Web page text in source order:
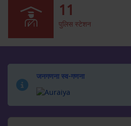
11
पुलिस स्टेशन
जनगणना स्व-गणना